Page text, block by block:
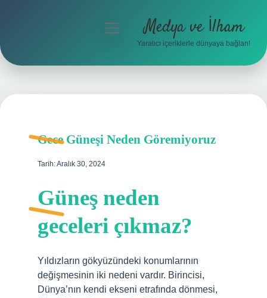
Hakkımızda
menüyü
Medya ve İlham
Yaratıcı içeriklerle dünyaya bağlan!
Gece Güneşi Neden Göremiyoruz
Tarih: Aralık 30, 2024
Güneş neden
geceleri çıkmaz?
Yıldızların gökyüzündeki konumlarının
değişmesinin iki nedeni vardır. Birincisi,
Dünya’nın kendi ekseni etrafında dönmesi,